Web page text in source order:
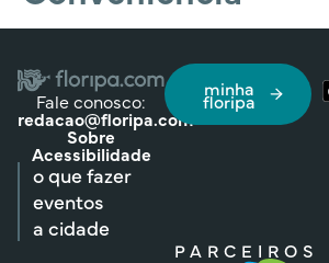
Fale conosco:
redacao@floripa.com
Sobre
Acessibilidade
minha
floripa
o que fazer
eventos
a cidade
PARCEIROS